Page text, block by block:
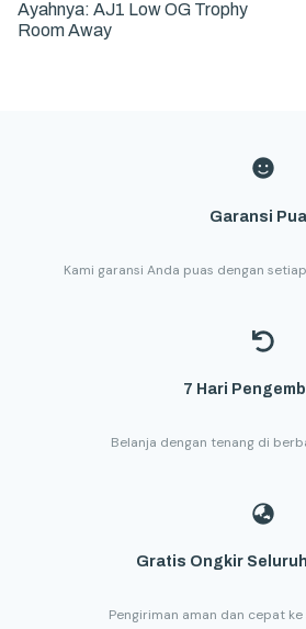
Ayahnya: AJ1 Low OG Trophy
Room Away
Garansi
Kami garansi Anda puas dengan
7 Hari
Belanja dengan tenang di
Gratis Ongkir
Pengiriman aman dan cepat